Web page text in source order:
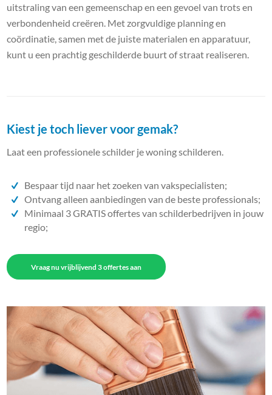
uitstraling van een gemeenschap en een gevoel van trots en
verbondenheid creëren. Met zorgvuldige planning en
coördinatie, samen met de juiste materialen en apparatuur,
kunt u een prachtig geschilderde buurt of straat realiseren.
Kiest je toch liever voor gemak?
Laat een professionele schilder je woning schilderen.
Bespaar tijd naar het zoeken van vakspecialisten;
Ontvang alleen aanbiedingen van de beste professionals;
Minimaal 3 GRATIS offertes van schilderbedrijven in jouw
regio;
Vraag nu vrijblijvend 3 offertes aan